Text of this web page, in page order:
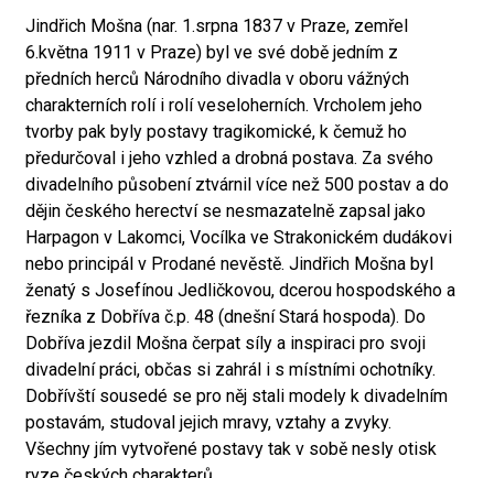
Jindřich Mošna (nar. 1.srpna 1837 v Praze, zemřel
6.května 1911 v Praze) byl ve své době jedním z
předních herců Národního divadla v oboru vážných
charakterních rolí i rolí veseloherních. Vrcholem jeho
tvorby pak byly postavy tragikomické, k čemuž ho
předurčoval i jeho vzhled a drobná postava. Za svého
divadelního působení ztvárnil více než 500 postav a do
dějin českého herectví se nesmazatelně zapsal jako
Harpagon v Lakomci, Vocílka ve Strakonickém dudákovi
nebo principál v Prodané nevěstě. Jindřich Mošna byl
ženatý s Josefínou Jedličkovou, dcerou hospodského a
řezníka z Dobříva č.p. 48 (dnešní Stará hospoda). Do
Dobříva jezdil Mošna čerpat síly a inspiraci pro svoji
divadelní práci, občas si zahrál i s místními ochotníky.
Dobřívští sousedé se pro něj stali modely k divadelním
postavám, studoval jejich mravy, vztahy a zvyky.
Všechny jím vytvořené postavy tak v sobě nesly otisk